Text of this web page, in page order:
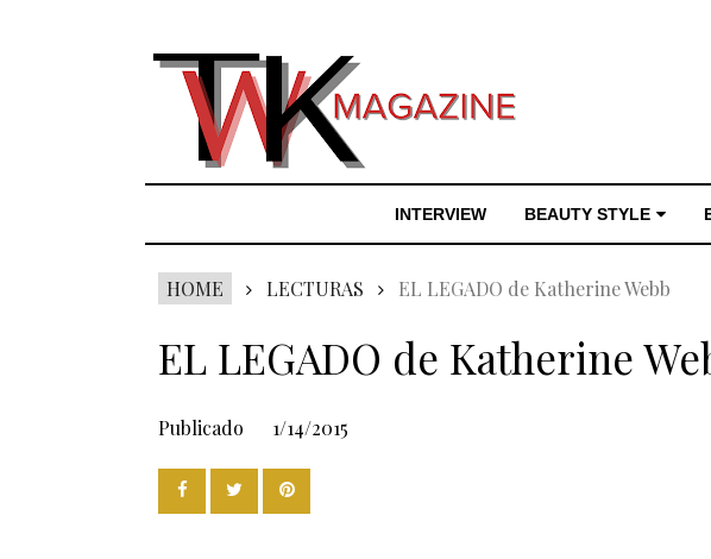
INTERVIEW BEAUTY STYLE
HOME LECTURAS EL LEGADO de Katherine Webb
EL LEGADO de Katherine
Publicado 1/14/2015